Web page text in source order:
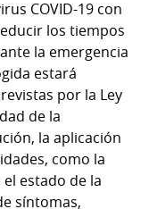
COVID-19 con
los tiempos
la emergencia
estará
por la Ley
de la
la aplicación
como la
estado de la
síntomas,